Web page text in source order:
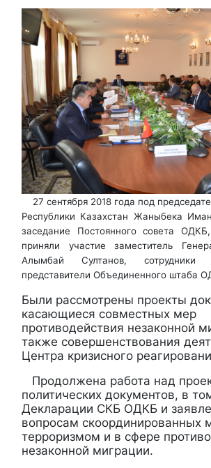
27 сентября 2018 года под
Республики Казахстан Жаныбека
заседание Постоянного совета
приняли участие заместитель
Алымбай Султанов, сотрудники
представители Объединенного штаба
Были рассмотрены проекты
касающиеся совместных мер
противодействия незаконной
также совершенствования
Центра кризисного
Продолжена работа над
политических документов, в
Декларации СКБ ОДКБ и
вопросам скоординированных
терроризмом и в сфере
незаконной миграции.